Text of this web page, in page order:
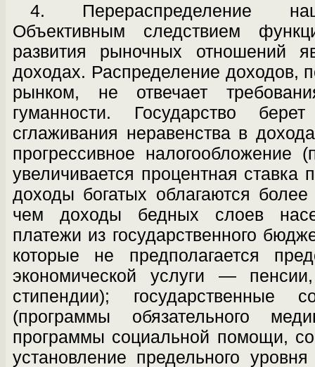
4. Перераспределение
Объективным следствием
развития рыночных отношений
доходах. Распределение доходов,
рынком, не отвечает
гуманности. Государство
сглаживания неравенства в
прогрессивное налогообложение
увеличивается процентная ставка
доходы богатых облагаются
чем доходы бедных слоев
платежи из государственного
которые не предполагается
экономической услуги —
стипендии); государственные
(программы обязательного
программы социальной помощи,
уста­новление предельного